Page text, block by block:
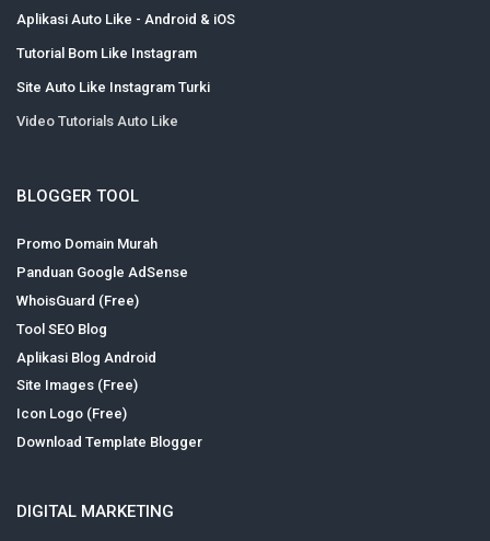
Aplikasi Auto Like - Android & iOS
Tutorial Bom Like Instagram
Site Auto Like Instagram Turki
Video Tutorials Auto Like
BLOGGER TOOL
Promo Domain Murah
Panduan Google AdSense
WhoisGuard (Free)
Tool SEO Blog
Aplikasi Blog Android
Site Images (Free)
Icon Logo (Free)
Download Template Blogger
DIGITAL MARKETING